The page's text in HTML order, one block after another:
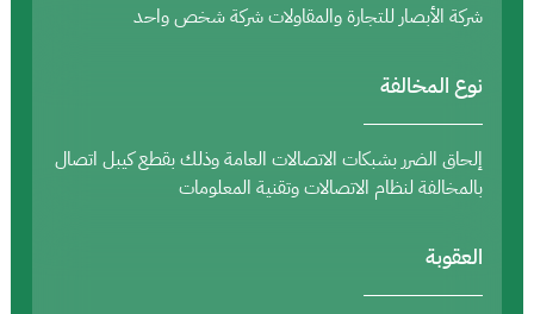
شركة الأبصار للتجارة والمقاولات شركة شخص واحد
نوع المخالفة
إلحاق الضرر بشبكات الاتصالات العامة وذلك بقطع كيبل اتصال
بالمخالفة لنظام الاتصالات وتقنية المعلومات
العقوبة